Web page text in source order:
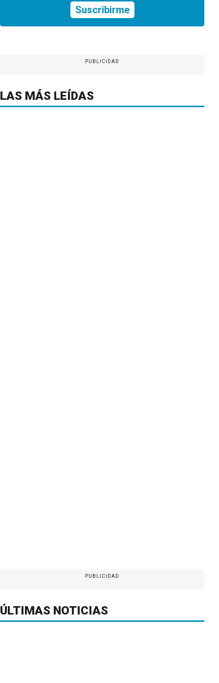
Suscribirme
PUBLICIDAD
LAS MÁS LEÍDAS
PUBLICIDAD
ÚLTIMAS NOTICIAS